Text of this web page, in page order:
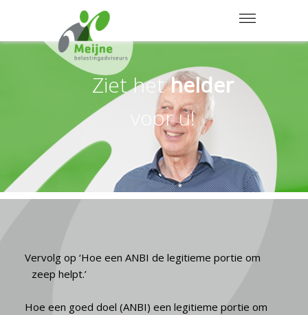
MENU
Ziet hethelder
voor u!
Vervolg op ‘Hoe een ANBI de legitieme portie om
zeep helpt.’
Hoe een goed doel (ANBI) een legitieme portie om